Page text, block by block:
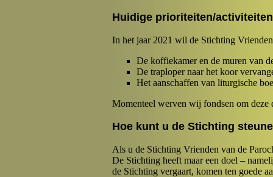
Huidige prioriteiten/
In het jaar 2021 wil de Stichting
De koffiekamer en de muren van
De traploper naar het koor
Het aanschaffen van liturgische
Momenteel werven wij fondsen om
Hoe kunt u de Stichting
Als u de Stichting Vrienden van de
De Stichting heeft maar een doel –
de Stichting vergaart, komen ten goede